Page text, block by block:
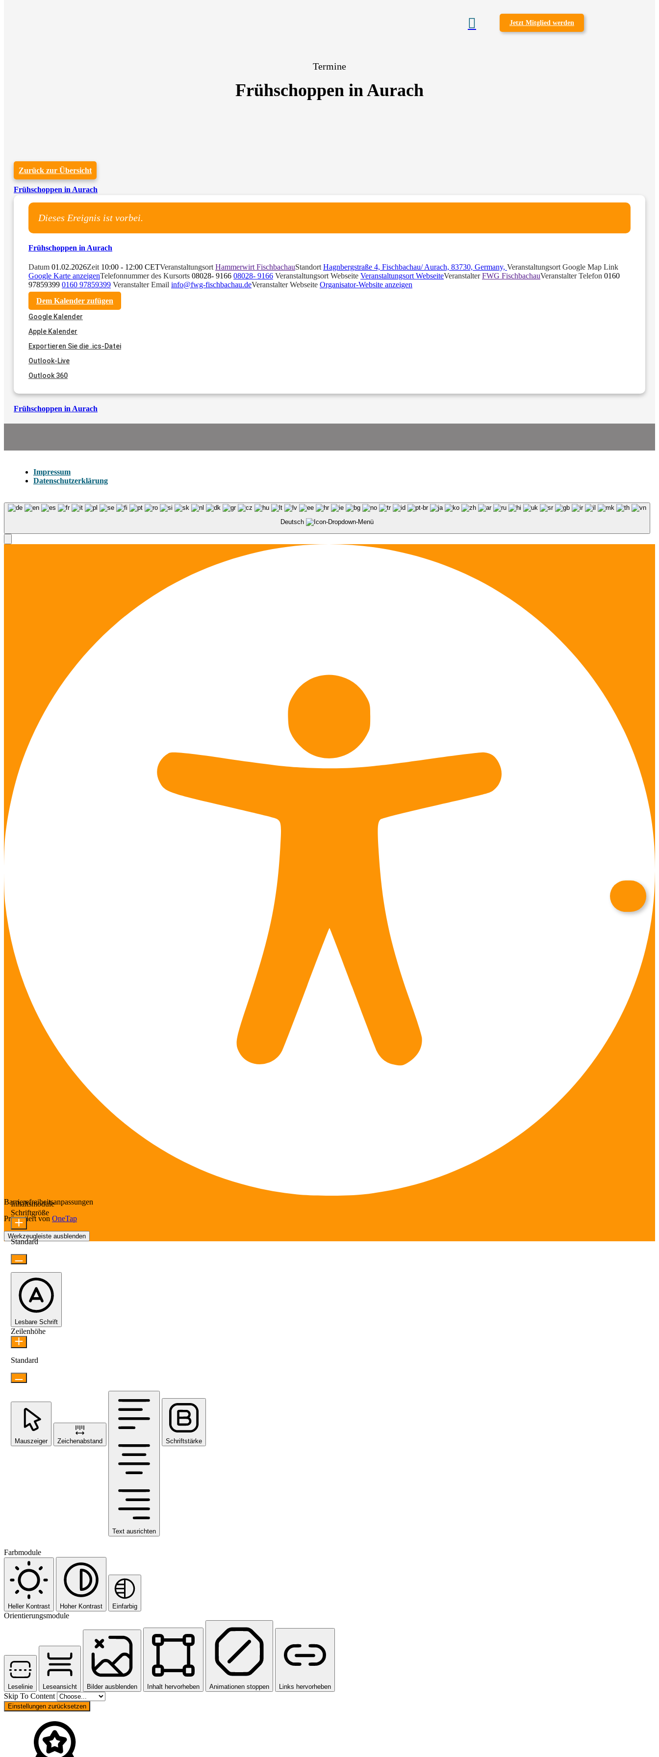
 Jetzt Mitglied werden
Termine
Frühschoppen in Aurach
Zurück zur Übersicht
Frühschoppen in Aurach
Dieses Ereignis ist vorbei.
Frühschoppen in Aurach
Datum 01.02.2026Zeit 10:00 - 12:00 CETVeranstaltungsort Hammerwirt FischbachauStandort Hagnbergstraße 4, Fischbachau/ Aurach, 83730, Germany, Veranstaltungsort Google Map Link
Google Karte anzeigenTelefonnummer des Kursorts 08028- 9166 08028- 9166 Veranstaltungsort Webseite Veranstaltungsort WebseiteVeranstalterFWG FischbachauVeranstalter Telefon 0160
97859399 0160 97859399 Veranstalter Email info@fwg-fischbachau.deVeranstalter Webseite Organisator-Website anzeigen
Dem Kalender zufügen
Google Kalender
Apple Kalender
Exportieren Sie die .ics-Datei
Outlook-Live
Outlook 360
Frühschoppen in Aurach
Impressum
Datenschutzerklärung
Deutsch
Barrierefreiheitsanpassungen
Präsentiert von OneTap
Werkzeugleiste ausblenden
Inhaltsmodule
Schriftgröße
Standard
Lesbare Schrift
Zeilenhöhe
Standard
Mauszeiger Zeichenabstand
Text ausrichten
Schriftstärke
Farbmodule
Heller Kontrast Hoher Kontrast Einfarbig
Orientierungsmodule
Leselinie Leseansicht Bilder ausblenden Inhalt hervorheben Animationen stoppen Links hervorheben
Skip To Content
Einstellungen zurücksetzen